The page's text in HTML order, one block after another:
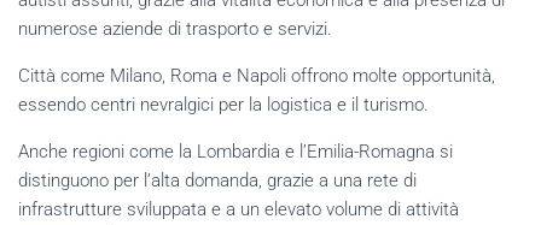
numerose aziende di trasporto e servizi.
Città come Milano, Roma e Napoli offrono molte opportunità,
essendo centri nevralgici per la logistica e il turismo.
Anche regioni come la Lombardia e l’Emilia-Romagna si
distinguono per l’alta domanda, grazie a una rete di
infrastrutture sviluppata e a un elevato volume di attività